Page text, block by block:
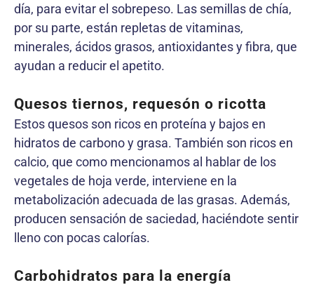
día, para evitar el sobrepeso. Las semillas de chía,
por su parte, están repletas de vitaminas,
minerales, ácidos grasos, antioxidantes y fibra, que
ayudan a reducir el apetito.
Quesos tiernos, requesón o ricotta
Estos quesos son ricos en proteína y bajos en
hidratos de carbono y grasa. También son ricos en
calcio, que como mencionamos al hablar de los
vegetales de hoja verde, interviene en la
metabolización adecuada de las grasas. Además,
producen sensación de saciedad, haciéndote sentir
lleno con pocas calorías.
Carbohidratos para la energía